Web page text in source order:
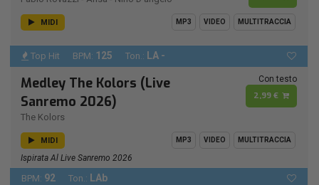
MIDI MP3 VIDEO MULTITRACCIA
Top Hit BPM: 125 Ton.: LA -
Medley The Kolors (Live
Sanremo 2026)
The Kolors
Con testo
2,99 €
MIDI MP3 VIDEO MULTITRACCIA
Ispirata Al Live Sanremo 2026
BPM: 92 Ton.: LAb